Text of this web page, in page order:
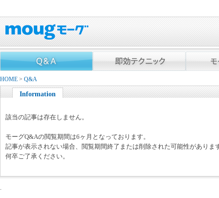
HOME > Q&A
Information
該当の記事は存在しません。
モーグQ&Aの閲覧期間は6ヶ月となっております。
記事が表示されない場合、閲覧期間終了または削除された可能性がありま
何卒ご了承ください。